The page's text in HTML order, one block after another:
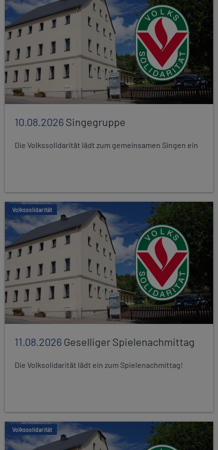
10.08.2026Singegruppe
Die Volkssolidarität lädt zum gemeinsamen Singen ein
Volkssolidarität
11.08.2026Geselliger Spielenachmittag
Die Volksolidarität lädt ein zum Spielenachmittag!
Volkssolidarität